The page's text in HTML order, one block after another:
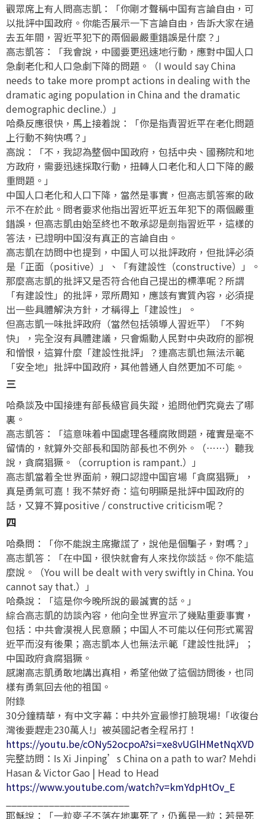
觀眾席上有人問高志凱：「你剛才聲稱中国有言論自由，可
以批評中国政府。你能否展示一下言論自由，告訴大家在過
去五年間，習近平犯下的兩個最嚴重錯誤是什麼？」
高志凱答：「我會說，中國要更迅速地行動，應對中国人口
急劇老化和人口急劇下降的問題。（I would say China
needs to take more prompt actions in dealing with the
dramatic aging population in China and the dramatic
demographic decline.）」
哈桑反應很快，馬上接着說：「你是指責習近平在老化問題
上行動不夠快嗎？」
高說：「不，我認為整個中国政府，包括中央、國務院和地
方政府，需要迅速採取行動，扭轉人口老化和人口下降的嚴
重問題。」
中国人口老化和人口下降，當然是事實，但高志凱答案的啟
示不在於此。問者要求他指出習近平近五年犯下的兩個嚴重
錯誤，但高志凱由始至終也不敢承認是劍指習近平，這樣的
答法，已證明中国沒有真正的言論自由。
高志凱在訪問中也提到，中国人可以批評政府，但批評必須
是「正面（positive）」、「有建設性（constructive）」。
那麼高志凱的批評又是否符合他自己提出的標準呢？所謂
「有建設性」的批評，眾所周知，應該有實質內容，必須提
出一些具體解決方針，才稱得上「建設性」。
但高志凱一味批評政府（當然包括領導人習近平）「不夠
快」，完全沒有具體建議，只會煽動人民對中央政府的鄙視
和憎恨，這算什麼「建設性批評」？連高志凱也無法示範
「安全地」批評中国政府，其他普通人自然更加不可能。
三
哈桑談及中国接連有部長級官員失蹤，追問他們究竟去了哪
裏。
高志凱答：「這意味着中国處理各種腐敗問題，確實是毫不
留情的，就算外交部長和国防部長也不例外。（⋯⋯）聽我
說，貪腐猖獗。（corruption is rampant.）」
高志凱當着全世界面前，親口認證中国官場「貪腐猖獗」，
真是勇氣可嘉！我不禁好奇：這句明顯是批評中国政府的
話，又算不算positive / constructive criticism呢？
四
哈桑問：「你不能說主席撒謊了，說他是個騙子，對嗎？」
高志凱答：「在中国，很快就會有人來找你談話。你不能這
麼說。（You will be dealt with very swiftly in China. You
cannot say that.）」
哈桑說：「這是你今晚所說的最誠實的話。」
綜合高志凱的訪談內容，他向全世界宣示了幾點重要事實，
包括：中共會漠視人民意願；中国人不可能以任何形式罵習
近平而沒有後果；高志凱本人也無法示範「建設性批評」；
中国政府貪腐猖獗。
感謝高志凱勇敢地講出真相，希望他做了這個訪問後，也同
樣有勇氣回去他的祖国。
附錄
30分鐘精華，有中文字幕：中共外宣最慘打臉現場!「收復台
灣後要趕走230萬人!」被英國記者全程吊打！
https://youtu.be/cONy52ocpoA?si=xe8vUGlHMetNqXVD
完整訪問：Is Xi Jinping’s China on a path to war? Mehdi
Hasan & Victor Gao | Head to Head
https://www.youtube.com/watch?v=kmYdpHtOv_E
耶穌說：「一粒麥子不落在地裏死了，仍舊是一粒；若是死